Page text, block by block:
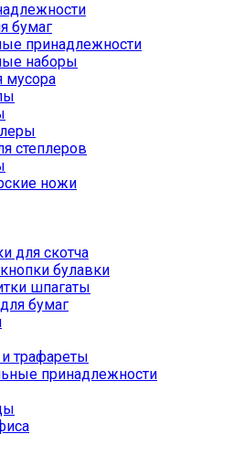
бумаг
принадлежности
наборы
мусора
степлеров
ножи
для скотча
булавки
шпагаты
бумаг
трафареты
принадлежности